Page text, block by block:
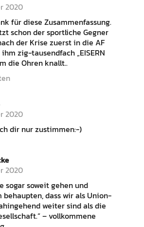
2020
für diese Zusammenfassung.
schon der sportliche Gegner
der Krise zuerst in die AF
zig-tausendfach „EISERN
die Ohren knallt..
2020
dir nur zustimmen:-)
2020
sogar soweit gehen und
behaupten, dass wir als Union-
weiter sind als die
– vollkommene